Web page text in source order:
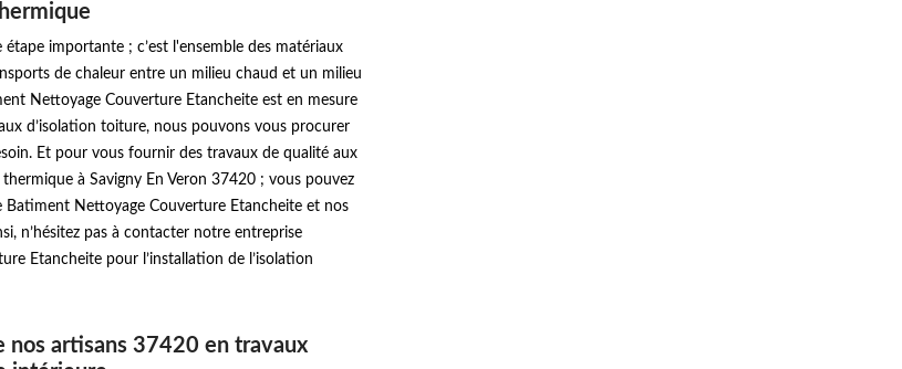
étape importante ; c’est l'ensemble des matériaux
de chaleur entre un milieu chaud et un milieu
Nettoyage Couverture Etancheite est en mesure
d’isolation toiture, nous pouvons vous procurer
Et pour vous fournir des travaux de qualité aux
à Savigny En Veron 37420 ; vous pouvez
Nettoyage Couverture Etancheite et nos
n’hésitez pas à contacter notre entreprise
Etancheite pour l’installation de l’isolation
nos artisans 37420 en travaux